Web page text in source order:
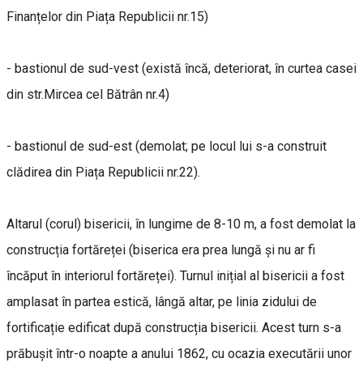
Finanțelor din Piața Republicii nr.15)
- bastionul de sud-vest (există încă, deteriorat, în curtea casei
din str.Mircea cel Bătrân nr.4)
- bastionul de sud-est (demolat; pe locul lui s-a construit
clădirea din Piața Republicii nr.22).
Altarul (corul) bisericii, în lungime de 8-10 m, a fost demolat la
construcția fortăreței (biserica era prea lungă și nu ar fi
încăput în interiorul fortăreței). Turnul inițial al bisericii a fost
amplasat în partea estică, lângă altar, pe linia zidului de
fortificație edificat după construcția bisericii. Acest turn s-a
prăbușit într-o noapte a anului 1862, cu ocazia executării unor